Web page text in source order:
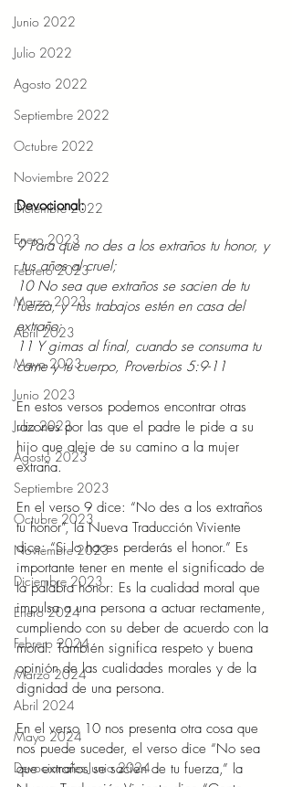
Junio 2022
Julio 2022
Agosto 2022
Septiembre 2022
Octubre 2022
Noviembre 2022
Diciembre 2022
Enero 2023
Febrero 2023
Marzo 2023
Abril 2023
Mayo 2023
Junio 2023
Julio 2023
Agosto 2023
Septiembre 2023
Octubre 2023
Noviembre 2023
Diciembre 2023
Enero 2024
Febrero 2024
Marzo 2024
Abril 2024
Mayo 2024
Devocionales Junio 2024
Devocional:
9 Para que no des a los extraños tu honor, y
tus años al cruel;
10 No sea que extraños se sacien de tu
fuerza, y  tus trabajos estén en casa del
extraño;
11 Y gimas al final, cuando se consuma tu
carne y tu cuerpo, Proverbios 5:9-11
En estos versos podemos encontrar otras
razones por las que el padre le pide a su
hijo que aleje de su camino a la mujer
extraña.
En el verso 9 dice: “No des a los extraños
tu honor”, la Nueva Traducción Viviente
dice: “Si lo haces perderás el honor.” Es
importante tener en mente el significado de
la palabra honor: Es la cualidad moral que
impulsa a una persona a actuar rectamente,
cumpliendo con su deber de acuerdo con la
moral. También significa respeto y buena
opinión de las cualidades morales y de la
dignidad de una persona.
En el verso 10 nos presenta otra cosa que
nos puede suceder, el verso dice “No sea
que extraños se sacien de tu fuerza,” la